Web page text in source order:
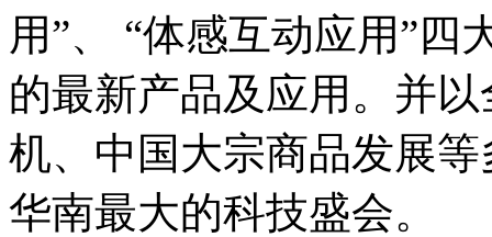
用”、 “体感互动应用”
的最新产品及应用。并
机、中国大宗商品发展
华南最大的科技盛会。